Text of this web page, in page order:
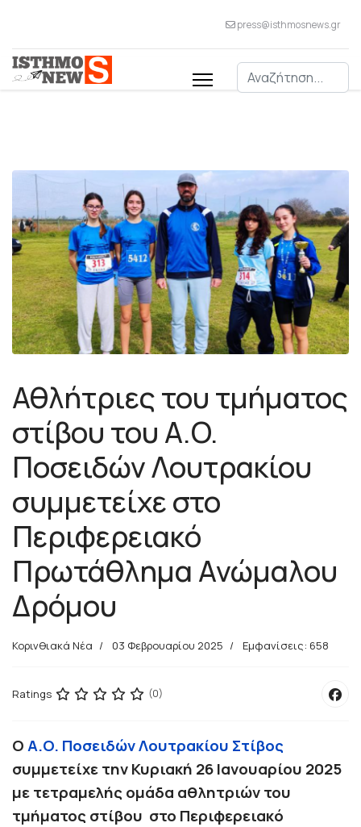
press@isthmosnews.gr
Αναζήτηση
Αθλήτριες του τμήματος
στίβου του A.O.
Ποσειδών Λουτρακίου
συμμετείχε στο
Περιφερειακό
Πρωτάθλημα Ανώμαλου
Δρόμου
Κορινθιακά Νέα 03 Φεβρουαρίου 2025 Εμφανίσεις: 658
Ratings (0)
ΟA.O. Ποσειδών Λουτρακίου Στίβος
συμμετείχε την Κυριακή 26 Ιανουαρίου 2025
με τετραμελής ομάδα αθλητριών του
τμήματος στίβου στο Περιφερειακό